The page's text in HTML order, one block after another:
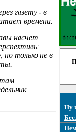
газету - в
времени.
насчет
но только не в
Ну